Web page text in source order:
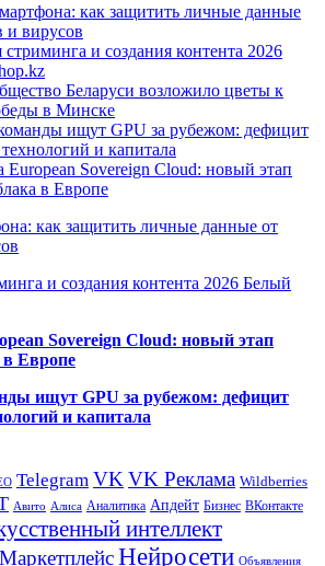
как защитить личные данные
и вирусов
и создания контента 2026
Беларуси возложило цветы к
в Минске
ищут GPU за рубежом: дефицит
технологий и капитала
European Sovereign Cloud: новый этап
в Европе
как защитить личные данные от
и создания контента 2026 Белый
Sovereign Cloud: новый этап
в Европе
ищут GPU за рубежом: дефицит
и капитала
Telegram VK VK Реклама Wildberries
Авито Алиса Аналитика Апдейт Бизнес ВКонтакте
интеллект
МаркетплейсНейросети Объявления